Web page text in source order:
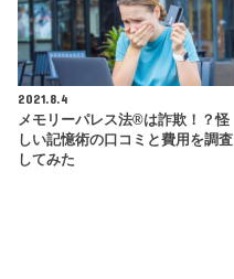
2021.8.4
メモリーパレス法®︎は詐欺！？怪
しい記憶術の口コミと費用を調査
してみた